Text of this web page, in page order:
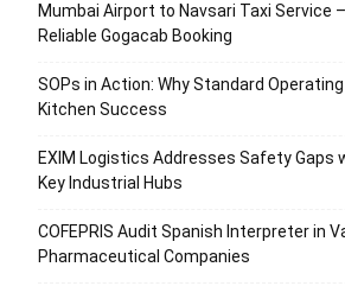
Mumbai Airport to Navsari Taxi Service
Reliable Gogacab Booking
SOPs in Action: Why Standard
Kitchen Success
EXIM Logistics Addresses Safety Gaps
Key Industrial Hubs
COFEPRIS Audit Spanish Interpreter in
Pharmaceutical Companies